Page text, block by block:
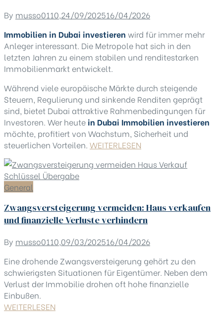
By musso0110,24/09/202516/04/2026
Immobilien in Dubai investieren wird für immer mehr
Anleger interessant. Die Metropole hat sich in den
letzten Jahren zu einem stabilen und renditestarken
Immobilienmarkt entwickelt.
Während viele europäische Märkte durch steigende
Steuern, Regulierung und sinkende Renditen geprägt
sind, bietet Dubai attraktive Rahmenbedingungen für
Investoren. Wer heute in Dubai Immobilien investieren
möchte, profitiert von Wachstum, Sicherheit und
steuerlichen Vorteilen. WEITERLESEN
General
Zwangsversteigerung vermeiden: Haus verkaufen
und finanzielle Verluste verhindern
By musso0110,09/03/202516/04/2026
Eine drohende Zwangsversteigerung gehört zu den
schwierigsten Situationen für Eigentümer. Neben dem
Verlust der Immobilie drohen oft hohe finanzielle
Einbußen.
WEITERLESEN